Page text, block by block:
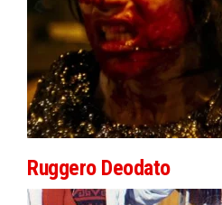
Ruggero Deodato